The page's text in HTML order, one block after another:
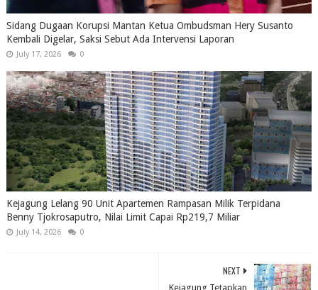
Sidang Dugaan Korupsi Mantan Ketua Ombudsman Hery Susanto
Kembali Digelar, Saksi Sebut Ada Intervensi Laporan
July 17, 2026 0
Kejagung Lelang 90 Unit Apartemen Rampasan Milik Terpidana
Benny Tjokrosaputro, Nilai Limit Capai Rp219,7 Miliar
July 14, 2026 0
NEXT
Kejagung Tetapkan